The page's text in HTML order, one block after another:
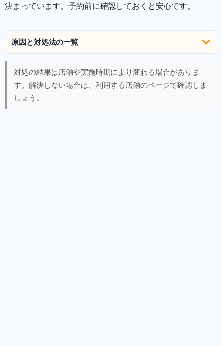
決まっています。予約前に確認しておくと安心です。
原因と対処法の一覧
対処の結果は店舗や実施時期により変わる場合がありま
す。解決しない場合は、利用する店舗のページで確認しま
しょう。